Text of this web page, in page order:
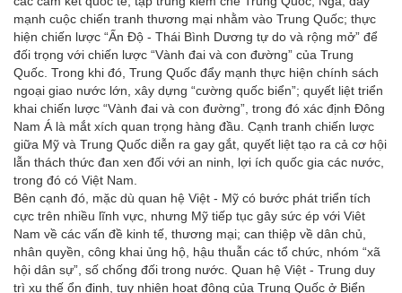
mạnh cuộc chiến tranh thương mại nhằm vào Trung Quốc; thực
hiện chiến lược “Ấn Độ - Thái Bình Dương tự do và rộng mở” để
đối trọng với chiến lược “Vành đai và con đường” của Trung
Quốc. Trong khi đó, Trung Quốc đẩy mạnh thực hiện chính sách
ngoại giao nước lớn, xây dựng “cường quốc biển”; quyết liệt triển
khai chiến lược “Vành đai và con đường”, trong đó xác định Đông
Nam Á là mắt xích quan trọng hàng đầu. Cạnh tranh chiến lược
giữa Mỹ và Trung Quốc diễn ra gay gắt, quyết liệt tạo ra cả cơ hội
lẫn thách thức đan xen đối với an ninh, lợi ích quốc gia các nước,
trong đó có Việt Nam.
Bên cạnh đó, mặc dù quan hệ Việt - Mỹ có bước phát triển tích
cực trên nhiều lĩnh vực, nhưng Mỹ tiếp tục gây sức ép với Viêt
Nam về các vấn đề kinh tế, thương mại; can thiệp về dân chủ,
nhân quyền, công khai ủng hộ, hậu thuẫn các tổ chức, nhóm “xã
hội dân sự”, số chống đối trong nước. Quan hệ Việt - Trung duy
trì xu thế ổn định, tuy nhiên hoạt động của Trung Quốc ở Biển